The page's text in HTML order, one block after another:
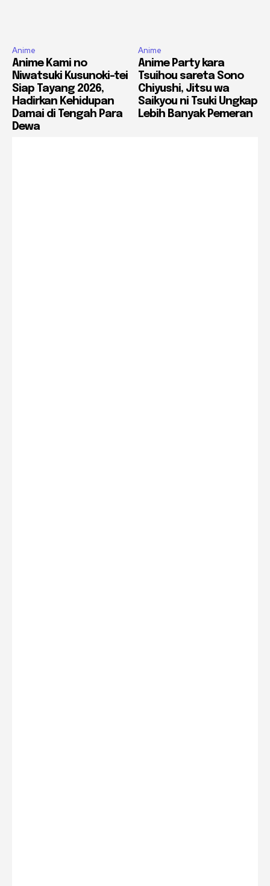
Anime
Anime Kami no
Niwatsuki Kusunoki-tei
Siap Tayang 2026,
Hadirkan Kehidupan
Damai di Tengah Para
Dewa
Anime
Anime Party kara
Tsuihou sareta Sono
Chiyushi, Jitsu wa
Saikyou ni Tsuki Ungkap
Lebih Banyak Pemeran